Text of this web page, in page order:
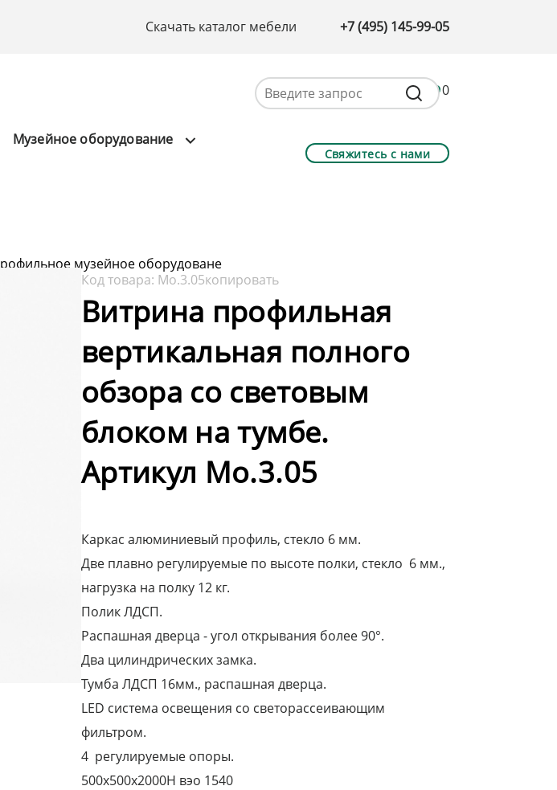
Скачать каталог мебели +7 (495) 145-99-05
0
Музейное оборудование
Свяжитесь с нами
музейное оборудоване
Код товара: Мо.3.05копировать
Витрина профильная
вертикальная полного
обзора со световым
блоком на тумбе.
Артикул Мо.3.05
Каркас алюминиевый профиль, стекло 6 мм.
Две плавно регулируемые по высоте полки, стекло 6 мм.,
нагрузка на полку 12 кг.
Полик ЛДСП.
Распашная дверца - угол открывания более 90°.
Два цилиндрических замка.
Тумба ЛДСП 16мм., распашная дверца.
LED система освещения со светорассеивающим
фильтром.
4 регулируемые опоры.
500х500х2000H вэо 1540